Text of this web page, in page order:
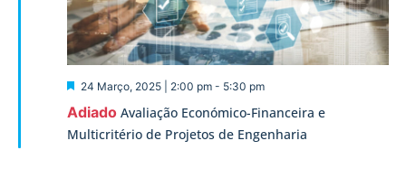
Adiado Avaliação Económico-Financeira e
Multicritério de Projetos de Engenharia
Destaque
24 Março, 2025 | 2:00 pm- 5:30 pm